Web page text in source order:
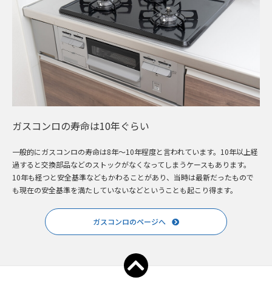
ガスコンロの寿命は10年ぐらい
一般的にガスコンロの寿命は8年～10年程度と言われています。10年以上経
過すると交換部品などのストックがなくなってしまうケースもあります。
10年も経つと安全基準などもかわることがあり、当時は最新だったもので
も現在の安全基準を満たしていないなどということも起こり得ます。
ガスコンロのページへ